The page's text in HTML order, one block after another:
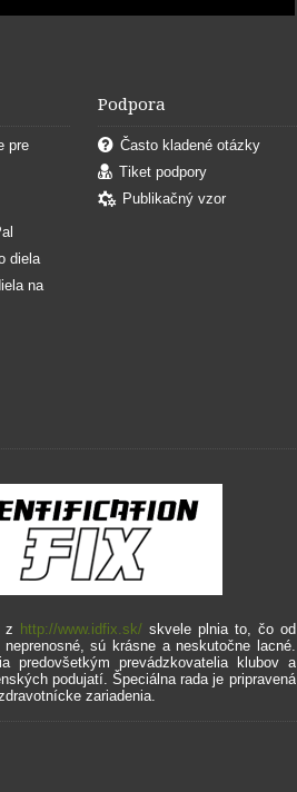
pre
diela
na
Podpora
Často kladené otázky
Tiket podpory
Publikačný vzor
z http://www.idfix.sk/ skvele plnia to, čo od
sú krásne a neskutočne lacné.
predovšetkým prevádzkovatelia klubov a
podujatí. Špeciálna rada je pripravená
zariadenia.